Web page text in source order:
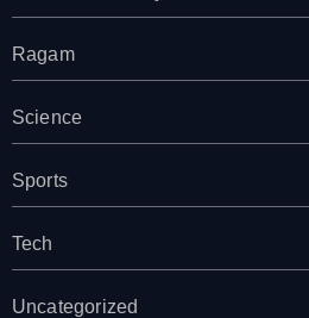
Ragam
Science
Sports
Tech
Uncategorized